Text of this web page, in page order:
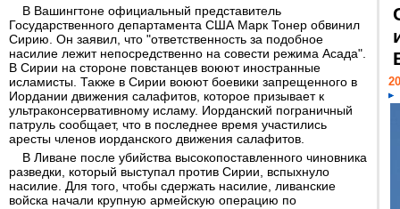
В Вашингтоне официальный представитель
Государственного департамента США Марк Тонер обвинил
Сирию. Он заявил, что "ответственность за подобное
насилие лежит непосредственно на совести режима Асада".
В Сирии на стороне повстанцев воюют иностранные
исламисты. Также в Сирии воюют боевики запрещенного в
Иордании движения салафитов, которое призывает к
ультраконсервативному исламу. Иорданский пограничный
патруль сообщает, что в последнее время участились
аресты членов иорданского движения салафитов.
В Ливане после убийства высокопоставленного чиновника
разведки, который выступал против Сирии, вспыхнуло
насилие. Для того, чтобы сдержать насилие, ливанские
войска начали крупную армейскую операцию по